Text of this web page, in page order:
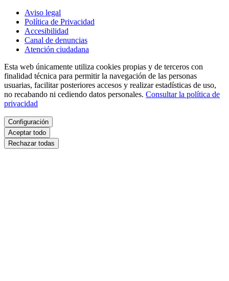
Aviso legal
Política de Privacidad
Accesibilidad
Canal de denuncias
Atención ciudadana
Esta web únicamente utiliza cookies propias y de terceros con
finalidad técnica para permitir la navegación de las personas
usuarias, facilitar posteriores accesos y realizar estadísticas de uso,
no recabando ni cediendo datos personales. Consultar la política de
privacidad
Configuración
Aceptar todo
Rechazar todas